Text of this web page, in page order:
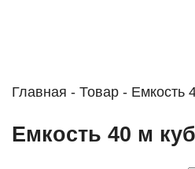
Главная - Товар - Емкость
Емкость 40 м